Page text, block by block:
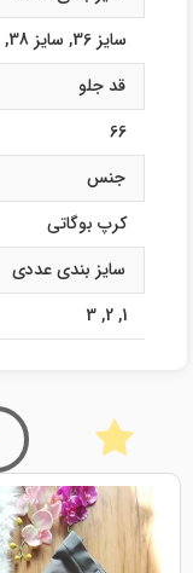
سایز 36
, سایز 38 ,
قد جلو
66
جنس
کرپ بوگاتی
سایز بندی عددی
1
,
2
,
3